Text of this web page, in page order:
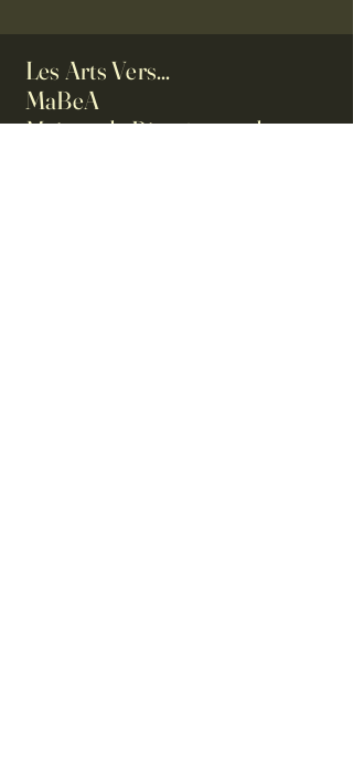
Les Arts Vers...
MaBeA
Maison du Bien-être et des